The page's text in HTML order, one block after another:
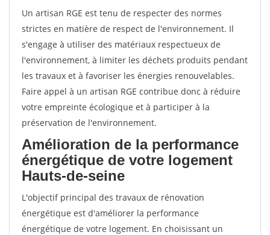
Un artisan RGE est tenu de respecter des normes
strictes en matière de respect de l'environnement. Il
s'engage à utiliser des matériaux respectueux de
l'environnement, à limiter les déchets produits pendant
les travaux et à favoriser les énergies renouvelables.
Faire appel à un artisan RGE contribue donc à réduire
votre empreinte écologique et à participer à la
préservation de l'environnement.
Amélioration de la performance
énergétique de votre logement
Hauts-de-seine
L'objectif principal des travaux de rénovation
énergétique est d'améliorer la performance
énergétique de votre logement. En choisissant un